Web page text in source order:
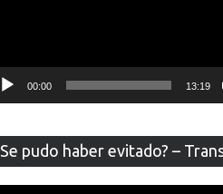
00:00 13:19
Se pudo haber evitado? –